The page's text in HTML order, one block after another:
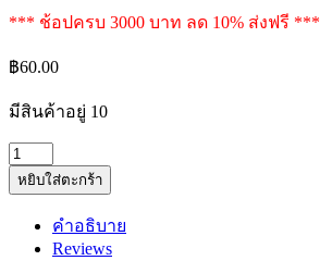
*** ช้อปครบ 3000 บาท ลด 10% ส่งฟรี ***
฿60.00
มีสินค้าอยู่ 10
ถุงมือ
หนัง
หยิบใส่ตะกร้า
คำอธิบาย
Reviews